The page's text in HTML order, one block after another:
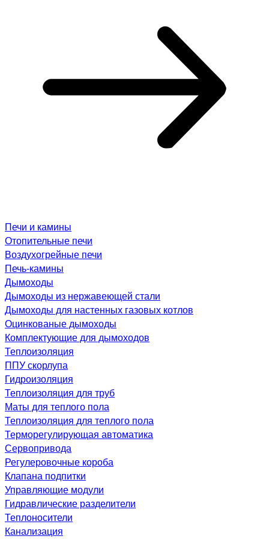
Печи и камины
Отопительные печи
Воздухогрейные печи
Печь-камины
Дымоходы
Дымоходы из нержавеющей стали
Дымоходы для настенных газовых котлов
Оцинкованые дымоходы
Комплектующие для дымоходов
Теплоизоляция
ППУ скорлупа
Гидроизоляция
Теплоизоляция для труб
Маты для теплого пола
Теплоизоляция для теплого пола
Терморегулирующая автоматика
Сервопривода
Регулеровочные короба
Клапана подпитки
Управляющие модули
Гидравлические разделители
Теплоносители
Канализация